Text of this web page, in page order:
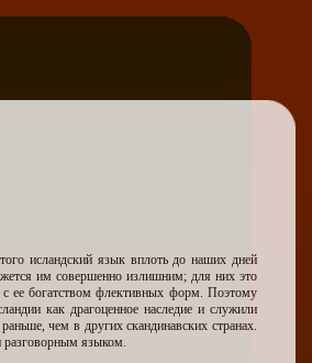
исландский язык вплоть до наших дней
им совершенно излишним; для них это
ее богатством флективных форм. Поэтому
как драгоценное наследие и служили
чем в других скандинавских странах.
разговорным языком.